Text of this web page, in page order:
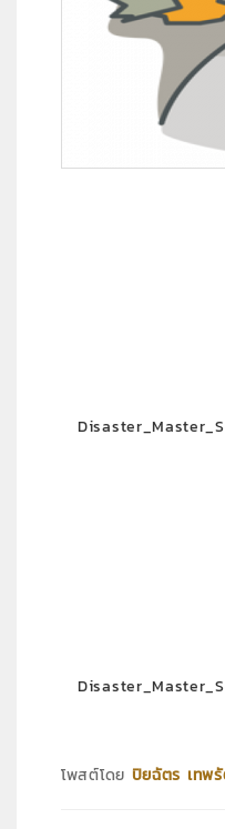
โพสต์โดย ปิยฉัตร เทพ